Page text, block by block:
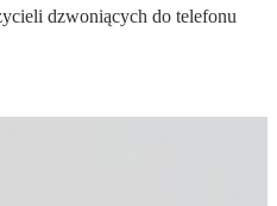
dzwoniących do telefonu